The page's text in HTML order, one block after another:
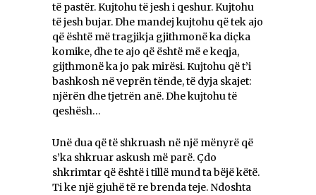
të pastër. Kujtohu të jesh i qeshur. Kujtohu
të jesh bujar. Dhe mandej kujtohu që tek ajo
që është më tragjikja gjithmonë ka diçka
komike, dhe te ajo që është më e keqja,
gijthmonë ka jo pak mirësi. Kujtohu që t’i
bashkosh në veprën tënde, të dyja skajet:
njërën dhe tjetrën anë. Dhe kujtohu të
qeshësh…
Unë dua që të shkruash në një mënyrë që
s’ka shkruar askush më parë. Çdo
shkrimtar që është i tillë mund ta bëjë këtë.
Ti ke një gjuhë të re brenda teje. Ndoshta